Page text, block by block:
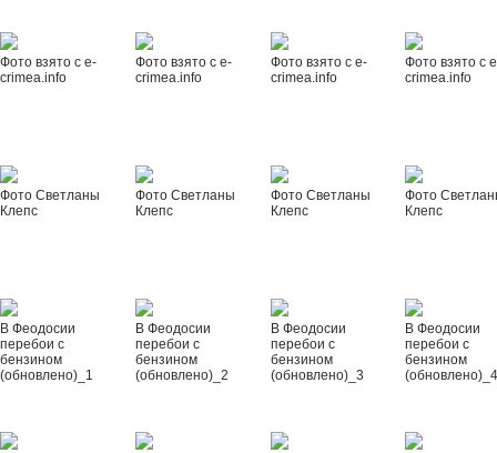
Фото взято с e-
crimea.info
Фото взято с e-
crimea.info
Фото взято с e-
crimea.info
Фото взято с
crimea.info
Фото Светланы
Клепс
Фото Светланы
Клепс
Фото Светланы
Клепс
Фото
Клепс
В Феодосии
перебои с
бензином
(обновлено)_1
В Феодосии
перебои с
бензином
(обновлено)_2
В Феодосии
перебои с
бензином
(обновлено)_3
В Феодосии
перебои с
бензином